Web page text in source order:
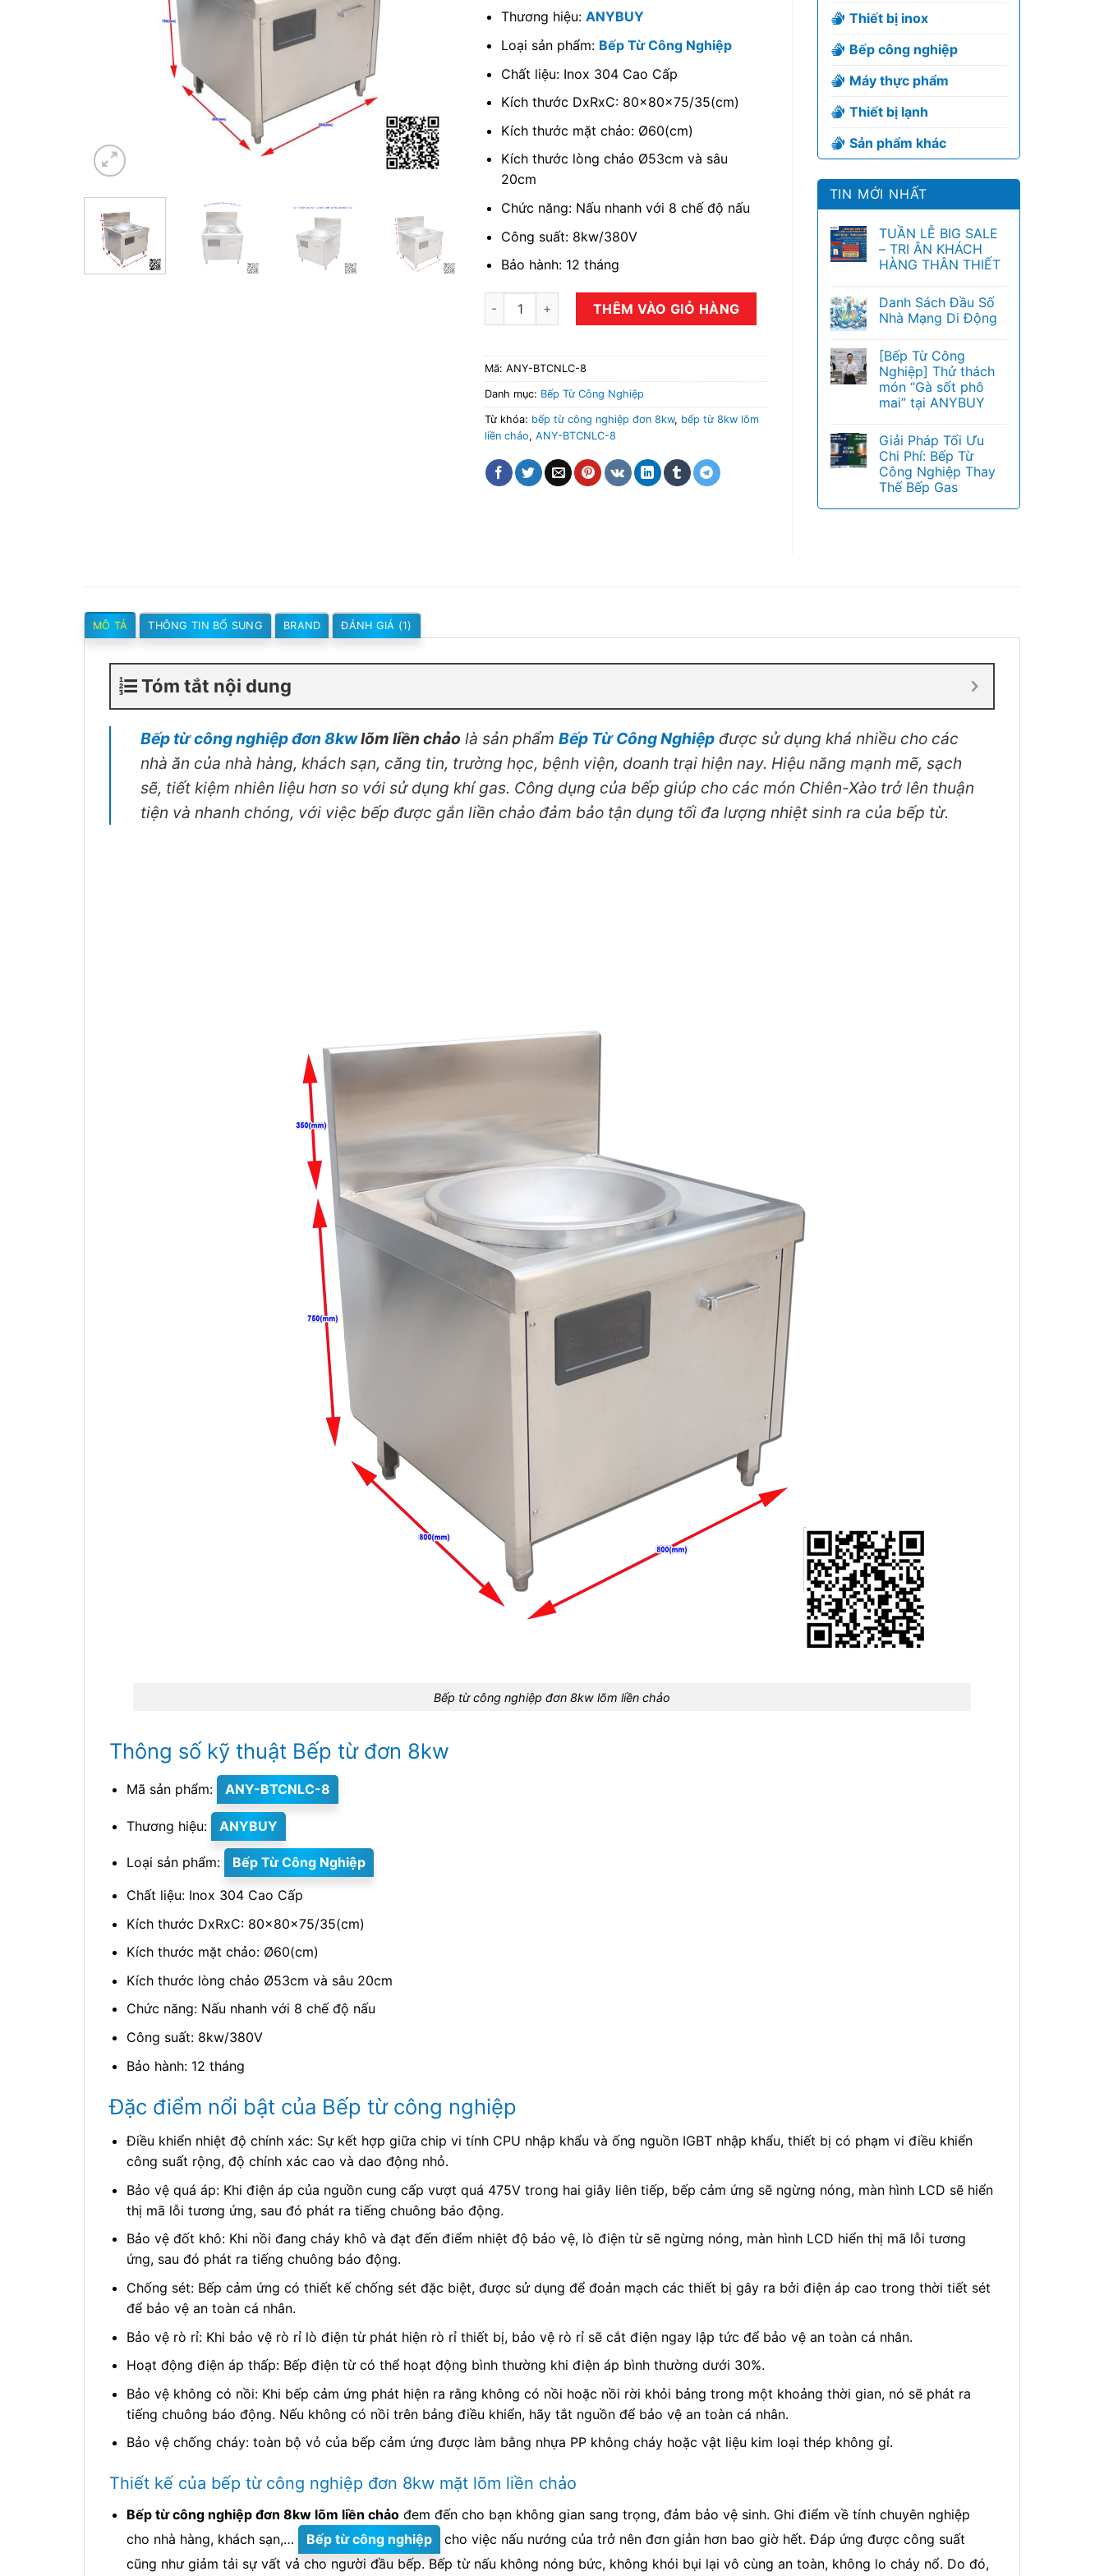
Thương hiệu:ANYBUY
Loại sản phẩm: Bếp Từ Công Nghiệp
Chất liệu: Inox 304 Cao Cấp
Kích thước DxRxC: 80x80x75/35(cm)
Kích thước mặt chảo: Ø60(cm)
Kích thước lòng chảo Ø53cm và sâu
20cm
Chức năng: Nấu nhanh với 8 chế độ nấu
Công suất: 8kw/380V
Bảo hành: 12 tháng
Bếp từ công nghiệp đơn 8kw lõm liền chảo số lượng
THÊM VÀO GIỎ HÀNG
Mã: ANY-BTCNLC-8
Danh mục: Bếp Từ Công Nghiệp
Từ khóa: bếp từ công nghiệp đơn 8kw, bếp từ 8kw lõm
liền chảo, ANY-BTCNLC-8
Thiết bị inox
Bếp công nghiệp
Máy thực phẩm
Thiết bị lạnh
Sản phẩm khác
TIN MỚI NHẤT
TUẦN LỄ BIG SALE
– TRI ÂN KHÁCH
HÀNG THÂN THIẾT
Danh Sách Đầu Số
Nhà Mạng Di Động
[Bếp Từ Công
Nghiệp] Thử thách
món “Gà sốt phô
mai” tại ANYBUY
Giải Pháp Tối Ưu
Chi Phí: Bếp Từ
Công Nghiệp Thay
Thế Bếp Gas
MÔ TẢ THÔNG TIN BỔ SUNG BRAND ĐÁNH GIÁ (1)
Tóm tắt nội dung
Bếp từ công nghiệp đơn 8kwlõm liền chảo là sản phẩm Bếp Từ Công Nghiệp được sử dụng khá nhiều cho các
nhà ăn của nhà hàng, khách sạn, căng tin, trường học, bệnh viện, doanh trại hiện nay. Hiệu năng mạnh mẽ, sạch
sẽ, tiết kiệm nhiên liệu hơn so với sử dụng khí gas. Công dụng của bếp giúp cho các món Chiên-Xào trở lên thuận
tiện và nhanh chóng, với việc bếp được gắn liền chảo đảm bảo tận dụng tối đa lượng nhiệt sinh ra của bếp từ.
Bếp từ công nghiệp đơn 8kw lõm liền chảo
Thông số kỹ thuật Bếp từ đơn 8kw
Mã sản phẩm: ANY-BTCNLC-8
Thương hiệu: ANYBUY
Loại sản phẩm:
Bếp Từ Công Nghiệp
Chất liệu: Inox 304 Cao Cấp
Kích thước DxRxC: 80x80x75/35(cm)
Kích thước mặt chảo: Ø60(cm)
Kích thước lòng chảo Ø53cm và sâu 20cm
Chức năng: Nấu nhanh với 8 chế độ nấu
Công suất: 8kw/380V
Bảo hành: 12 tháng
Đặc điểm nổi bật của Bếp từ công nghiệp
Điều khiển nhiệt độ chính xác: Sự kết hợp giữa chip vi tính CPU nhập khẩu và ống nguồn IGBT nhập khẩu, thiết bị có phạm vi điều khiển
công suất rộng, độ chính xác cao và dao động nhỏ.
Bảo vệ quá áp: Khi điện áp của nguồn cung cấp vượt quá 475V trong hai giây liên tiếp, bếp cảm ứng sẽ ngừng nóng, màn hình LCD sẽ hiển
thị mã lỗi tương ứng, sau đó phát ra tiếng chuông báo động.
Bảo vệ đốt khô: Khi nồi đang cháy khô và đạt đến điểm nhiệt độ bảo vệ, lò điện từ sẽ ngừng nóng, màn hình LCD hiển thị mã lỗi tương
ứng, sau đó phát ra tiếng chuông báo động.
Chống sét: Bếp cảm ứng có thiết kế chống sét đặc biệt, được sử dụng để đoản mạch các thiết bị gây ra bởi điện áp cao trong thời tiết sét
để bảo vệ an toàn cá nhân.
Bảo vệ rò rỉ: Khi bảo vệ rò rỉ lò điện từ phát hiện rò rỉ thiết bị, bảo vệ rò rỉ sẽ cắt điện ngay lập tức để bảo vệ an toàn cá nhân.
Hoạt động điện áp thấp: Bếp điện từ có thể hoạt động bình thường khi điện áp bình thường dưới 30%.
Bảo vệ không có nồi: Khi bếp cảm ứng phát hiện ra rằng không có nồi hoặc nồi rời khỏi bảng trong một khoảng thời gian, nó sẽ phát ra
tiếng chuông báo động. Nếu không có nồi trên bảng điều khiển, hãy tắt nguồn để bảo vệ an toàn cá nhân.
Bảo vệ chống cháy: toàn bộ vỏ của bếp cảm ứng được làm bằng nhựa PP không cháy hoặc vật liệu kim loại thép không gỉ.
Thiết kế của bếp từ công nghiệp đơn 8kw mặt lõm liền chảo
Bếp từ công nghiệp đơn 8kw lõm liền chảođem đến cho bạn không gian sang trọng, đảm bảo vệ sinh. Ghi điểm về tính chuyên nghiệp
cho nhà hàng, khách sạn,…
Bếp từ công nghiệp
cho việc nấu nướng của trở nên đơn giản hơn bao giờ hết. Đáp ứng được công suất
cũng như giảm tải sự vất vả cho người đầu bếp. Bếp từ nấu không nóng bức, không khói bụi lại vô cùng an toàn, không lo cháy nổ. Do đó,